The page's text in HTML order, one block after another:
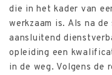
die in het kader van
werkzaam is. Als na
aansluitend
opleiding een
in de weg. Volgens de